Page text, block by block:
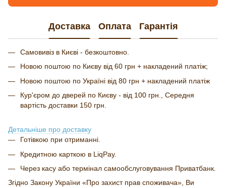
Доставка Оплата Гарантія
Самовивіз в Києві - безкоштовно.
Новою поштою по Києву від 60 грн + накладений платіж;
Новою поштою по Україні від 80 грн + накладений платіж
Кур'єром до дверей по Києву - від 100 грн., Середня
вартість доставки 150 грн.
Детальніше про доставку
Готівкою при отриманні.
Кредитною карткою в LiqPay.
Через касу або термінал самообслуговування Приватбанк.
Згідно Закону України «Про захист прав споживача», Ви